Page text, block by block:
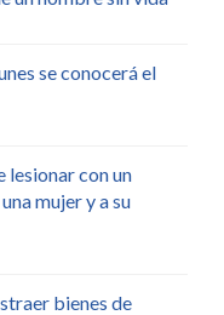
se conocerá el
lesionar con un
mujer y a su
bienes de